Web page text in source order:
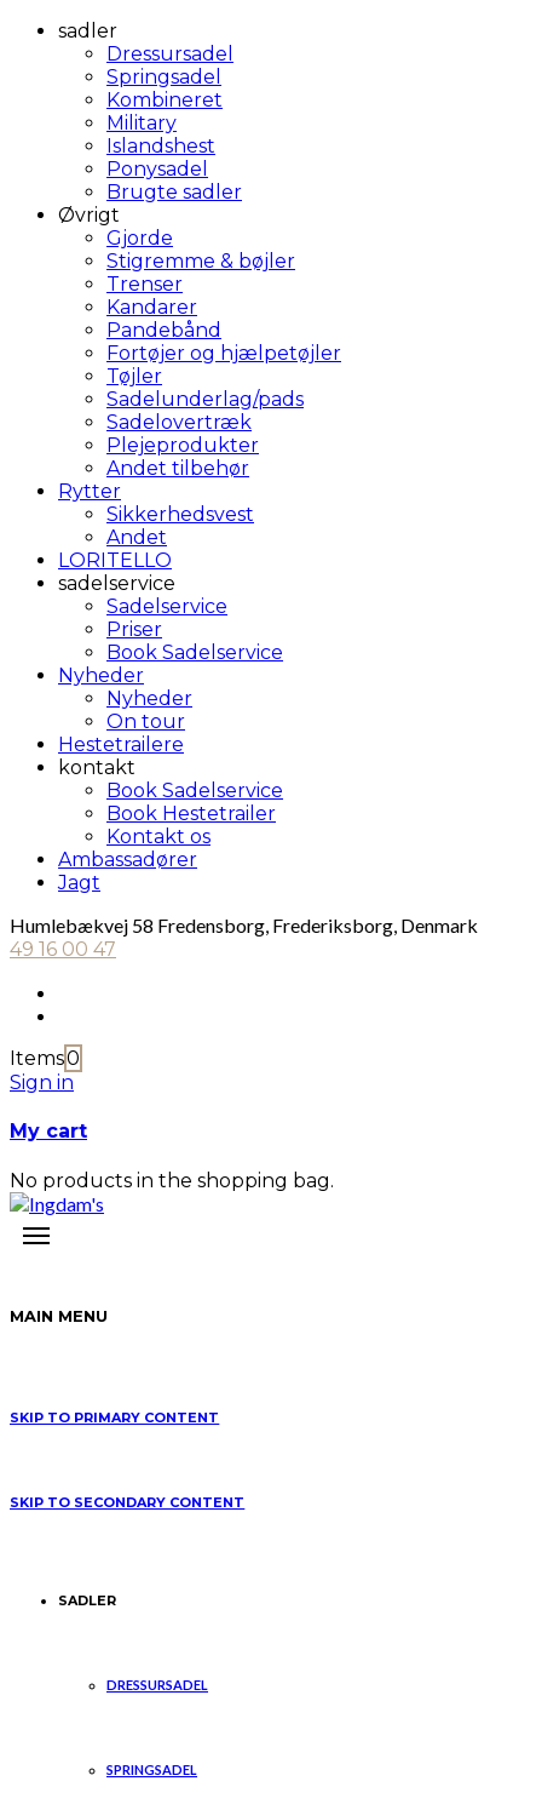
sadler
Dressursadel
Springsadel
Kombineret
Military
Islandshest
Ponysadel
Brugte sadler
Øvrigt
Gjorde
Stigremme & bøjler
Trenser
Kandarer
Pandebånd
Fortøjer og hjælpetøjler
Tøjler
Sadelunderlag/pads
Sadelovertræk
Plejeprodukter
Andet tilbehør
Rytter
Sikkerhedsvest
Andet
LORITELLO
sadelservice
Sadelservice
Priser
Book Sadelservice
Nyheder
Nyheder
On tour
Hestetrailere
kontakt
Book Sadelservice
Book Hestetrailer
Kontakt os
Ambassadører
Jagt
Humlebækvej 58 Fredensborg, Frederiksborg, Denmark
49 16 00 47
Items0
Sign in
My cart
No products in the shopping bag.
MAIN MENU
SKIP TO PRIMARY CONTENT
SKIP TO SECONDARY CONTENT
SADLER
DRESSURSADEL
SPRINGSADEL